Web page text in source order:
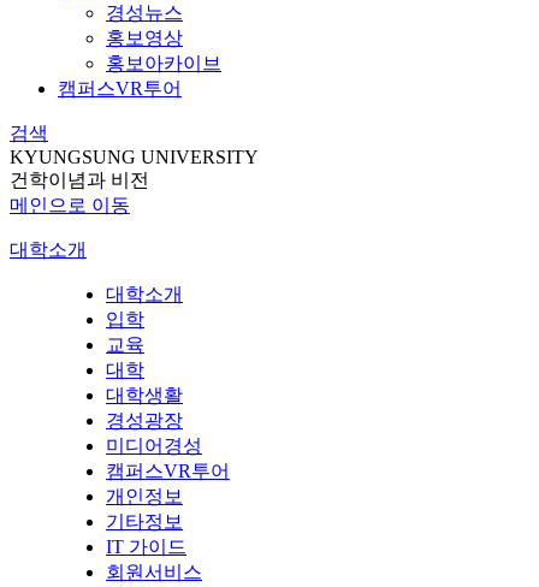
경성뉴스
홍보영상
홍보아카이브
캠퍼스VR투어
검색
KYUNGSUNG UNIVERSITY
건학이념과 비전
메인으로 이동
대학소개
대학소개
입학
교육
대학
대학생활
경성광장
미디어경성
캠퍼스VR투어
개인정보
기타정보
IT 가이드
회원서비스